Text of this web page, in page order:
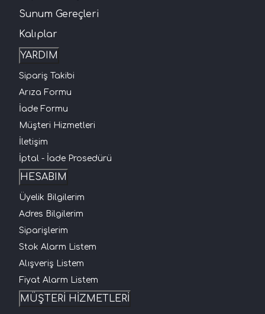
Sunum Gereçleri
Kalıplar
YARDIM
Sipariş Takibi
Arıza Formu
İade Formu
Müşteri Hizmetleri
İletişim
İptal - İade Prosedürü
HESABIM
Üyelik Bilgilerim
Adres Bilgilerim
Siparişlerim
Stok Alarm Listem
Alışveriş Listem
Fiyat Alarm Listem
MÜŞTERİ HİZMETLERİ